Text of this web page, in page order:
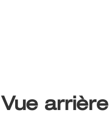
Vue arrière